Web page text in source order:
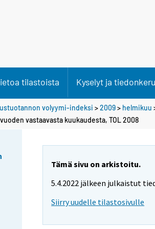
tilastoista Kyselyt ja
volyymi-indeksi >2009> helmikuu
vastaavasta kuukaudesta, TOL 2008
Tämä sivu on arkistoitu.
5.4.2022 jälkeen julkaistut
Siirry uudelle tilastosivulle